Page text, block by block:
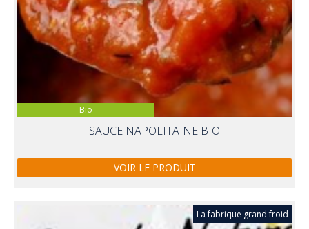
Bio
SAUCE NAPOLITAINE BIO
VOIR LE PRODUIT
La fabrique grand froid